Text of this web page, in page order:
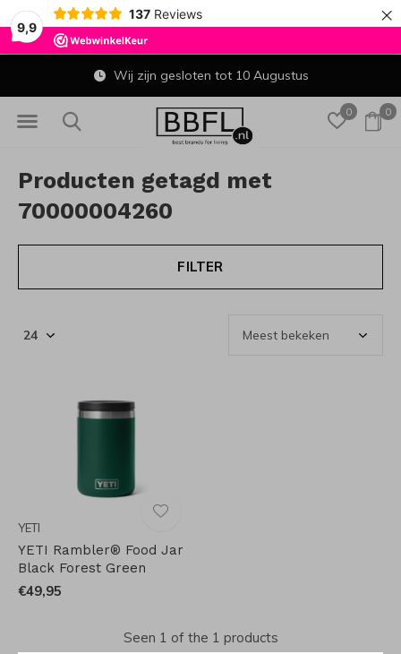
9,9
137 Reviews ×
0 0
Wij zijn gesloten tot 10 Augustus
Producten getagd met
70000004260
FILTER
YETI
YETI Rambler® Food Jar
Black Forest Green
€49,95
Seen 1 of the 1 products